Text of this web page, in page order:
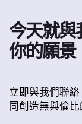
今天就與
你的願景
立即與我們聯
同創造無與倫